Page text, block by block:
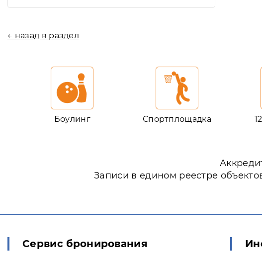
← назад в раздел
Боулинг Спортплощадка
Записи в едином реестре
Сервис бронирования